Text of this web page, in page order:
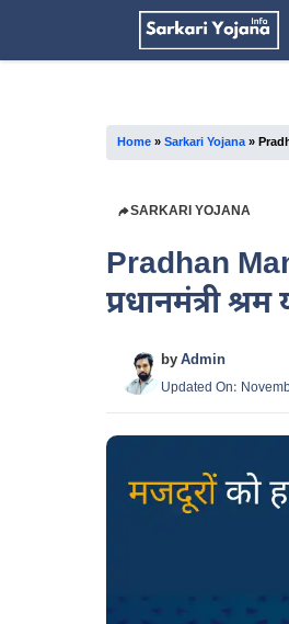
to
Home » Sarkari Yojana»
SARKARI YOJANA
Pradhan
प्रधानमंत्री
byAdmin
Updated On: